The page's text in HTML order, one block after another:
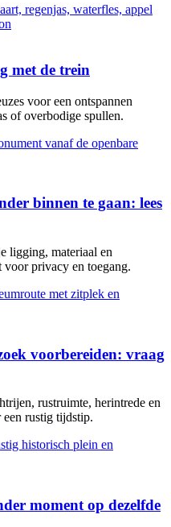
met de trein
voor een ontspannen
of overbodige spullen.
binnen te gaan: lees
ligging, materiaal en
voor privacy en toegang.
voorbereiden: vraag
rustruimte, herintrede en
een rustig tijdstip.
moment op dezelfde